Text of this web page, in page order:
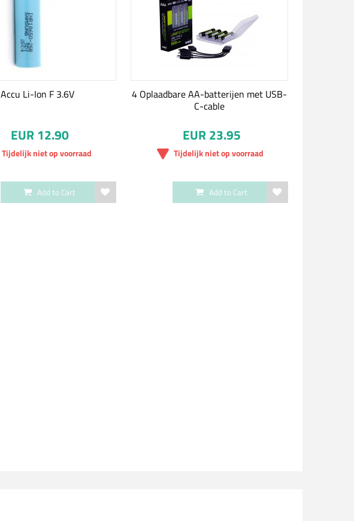
Accu Li-Ion F 3.6V
EUR 12.90
Tijdelijk niet op voorraad
Add to Cart
4 Oplaadbare AA-batterijen met USB-
C-cable
EUR 23.95
Tijdelijk niet op voorraad
Add to Cart